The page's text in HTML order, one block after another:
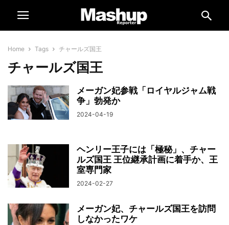
Home Tags チャールズ国王
チャールズ国王
メーガン妃参戦「ロイヤルジャム戦
争」勃発か
2024-04-19
ヘンリー王子には「極秘」、チャー
ルズ国王 王位継承計画に着手か、王
室専門家
2024-02-27
メーガン妃、チャールズ国王を訪問
しなかったワケ